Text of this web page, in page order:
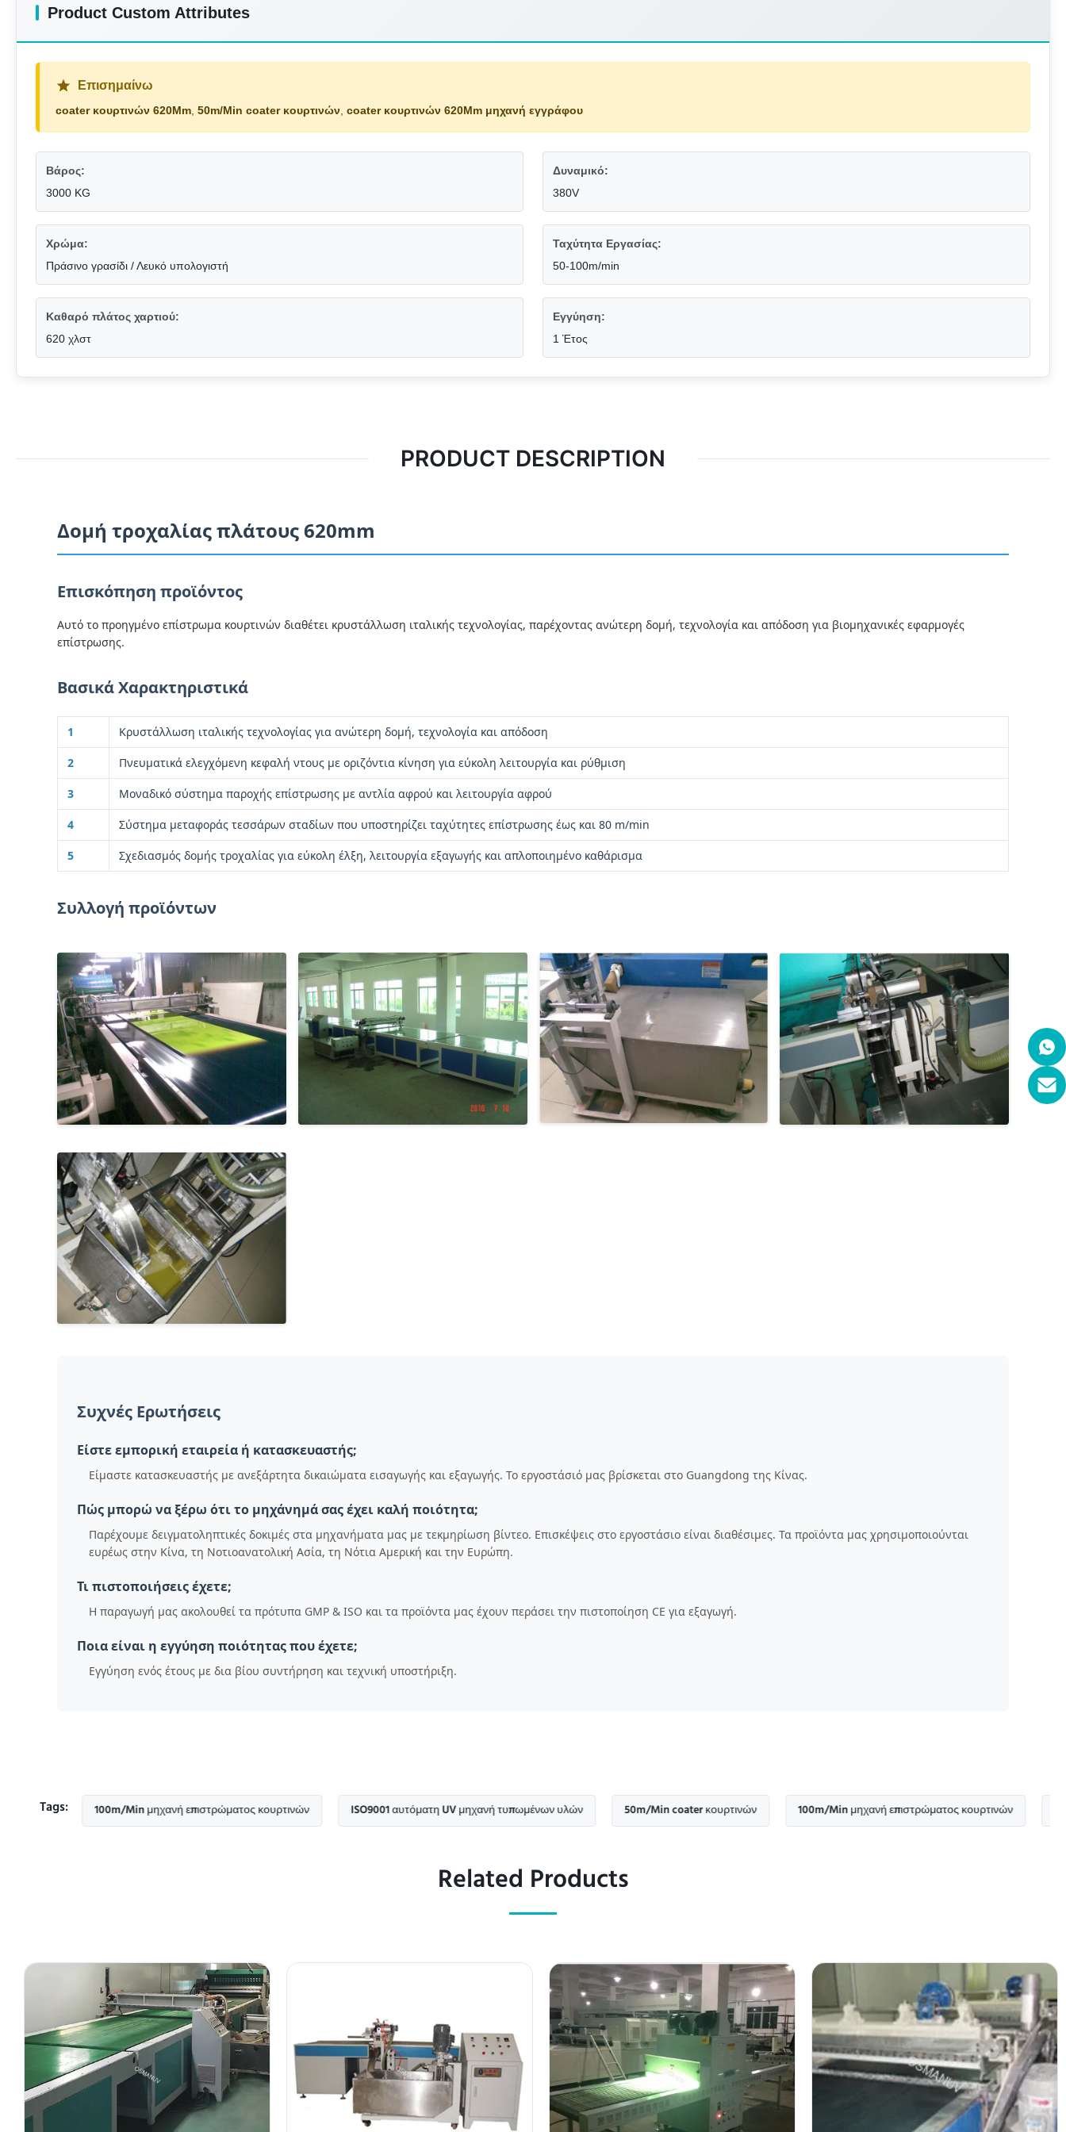
Product Custom Attributes
Επισημαίνω
coater κουρτινών 620Mm 50m/Min coater κουρτινών coater κουρτινών 620Mm μηχανή εγγράφου
Βάρος:
3000 KG
Δυναμικό:
380V
Χρώμα:
Πράσινο γρασίδι / Λευκό υπολογιστή
Ταχύτητα Εργασίας:
50-100m/min
Καθαρό πλάτος χαρτιού:
620 χλστ
Εγγύηση:
1 Έτος
PRODUCT DESCRIPTION
Δομή τροχαλίας πλάτους 620mm
Επισκόπηση προϊόντος
Αυτό το προηγμένο επίστρωμα κουρτινών διαθέτει κρυστάλλωση ιταλικής τεχνολογίας, παρέχοντας ανώτερη δομή, τεχνολογία και απόδοση για βιομηχανικές εφαρμογές
επίστρωσης.
Βασικά Χαρακτηριστικά
1 Κρυστάλλωση ιταλικής τεχνολογίας για ανώτερη δομή, τεχνολογία και απόδοση
2 Πνευματικά ελεγχόμενη κεφαλή ντους με οριζόντια κίνηση για εύκολη λειτουργία και ρύθμιση
3 Μοναδικό σύστημα παροχής επίστρωσης με αντλία αφρού και λειτουργία αφρού
4 Σύστημα μεταφοράς τεσσάρων σταδίων που υποστηρίζει ταχύτητες επίστρωσης έως και 80 m/min
5 Σχεδιασμός δομής τροχαλίας για εύκολη έλξη, λειτουργία εξαγωγής και απλοποιημένο καθάρισμα
Συλλογή προϊόντων
Συχνές Ερωτήσεις
Είστε εμπορική εταιρεία ή κατασκευαστής;
Είμαστε κατασκευαστής με ανεξάρτητα δικαιώματα εισαγωγής και εξαγωγής. Το εργοστάσιό μας βρίσκεται στο Guangdong της Κίνας.
Πώς μπορώ να ξέρω ότι το μηχάνημά σας έχει καλή ποιότητα;
Παρέχουμε δειγματοληπτικές δοκιμές στα μηχανήματα μας με τεκμηρίωση βίντεο. Επισκέψεις στο εργοστάσιο είναι διαθέσιμες. Τα προϊόντα μας χρησιμοποιούνται
ευρέως στην Κίνα, τη Νοτιοανατολική Ασία, τη Νότια Αμερική και την Ευρώπη.
Τι πιστοποιήσεις έχετε;
Η παραγωγή μας ακολουθεί τα πρότυπα GMP & ISO και τα προϊόντα μας έχουν περάσει την πιστοποίηση CE για εξαγωγή.
Ποια είναι η εγγύηση ποιότητας που έχετε;
Εγγύηση ενός έτους με δια βίου συντήρηση και τεχνική υποστήριξη.
Tags:
100m/Min μηχανή επιστρώματος κουρτινών ISO9001 αυτόματη UV μηχανή τυπωμένων υλών 50m/Min coater κουρτινών 100m/Min μηχανή επιστρώματος κουρτινών ISO9001
Related Products